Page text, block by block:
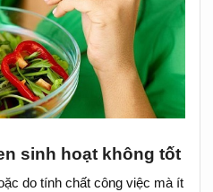
sinh hoạt không tốt
do tính chất công việc mà ít